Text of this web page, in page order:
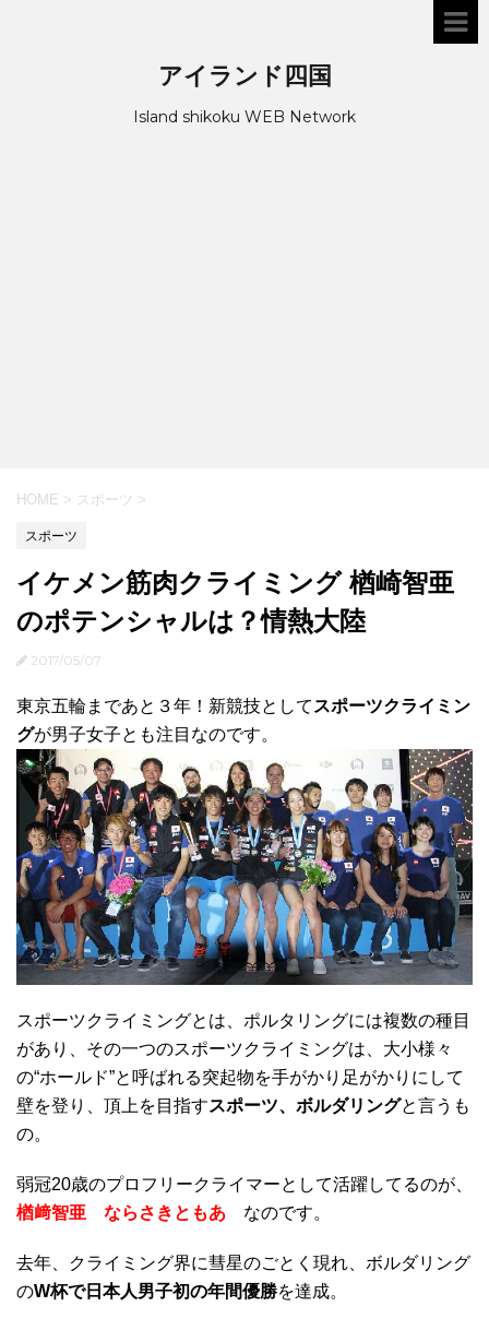
アイランド四国
Island shikoku WEB Network
HOME > スポーツ >
スポーツ
イケメン筋肉クライミング 楢崎智亜
のポテンシャルは？情熱大陸
2017/05/07
東京五輪まであと３年！新競技として スポーツクライミン
グが男子女子とも注目なのです。
スポーツクライミングとは、ポルタリングには複数の種目
があり、その一つのスポーツクライミングは、大小様々
の“ホールド”と呼ばれる突起物を手がかり足がかりにして
壁を登り、頂上を目指すスポーツ、ボルダリングと言うも
の。
弱冠20歳のプロフリークライマーとして活躍してるのが、
楢﨑智亜 ならさきともあ なのです。
去年、クライミング界に彗星のごとく現れ、ボルダリング
のW杯で日本人男子初の年間優勝を達成。